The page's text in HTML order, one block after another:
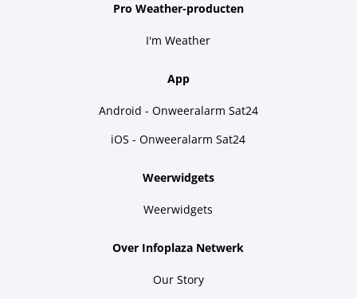
Pro Weather-producten
I'm Weather
App
Android - Onweeralarm Sat24
iOS - Onweeralarm Sat24
Weerwidgets
Weerwidgets
Over Infoplaza Netwerk
Our Story